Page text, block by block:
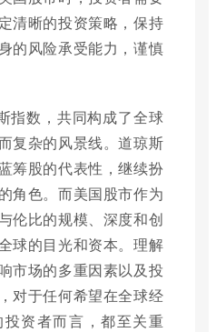
清晰的投资策略，保持
的风险承受能力，谨慎
指数，共同构成了全球
复杂的风景线。道琼斯
筹股的代表性，继续扮
角色。而美国股市作为
伦比的规模、深度和创
球的目光和资本。理解
市场的多重因素以及投
对于任何希望在全球经
资者而言，都至关重